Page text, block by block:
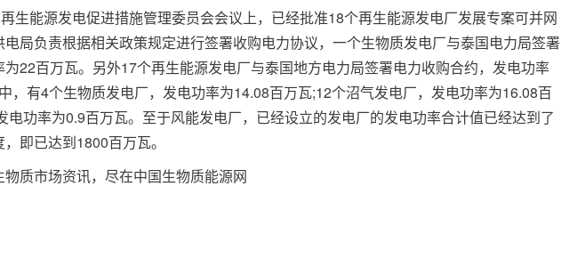
能源发电促进措施管理委员会会议上，已经批准18个再生能源发电厂发展专案可并网
局负责根据相关政策规定进行签署收购电力协议，一个生物质发电厂与泰国电力局签署
22百万瓦。另外17个再生能源发电厂与泰国地方电力局签署电力收购合约，发电功率
，有4个生物质发电厂，发电功率为14.08百万瓦;12个沼气发电厂，发电功率为16.08百
电功率为0.9百万瓦。至于风能发电厂，已经设立的发电厂的发电功率合计值已经达到了
即已达到1800百万瓦。
质市场资讯，尽在中国生物质能源网